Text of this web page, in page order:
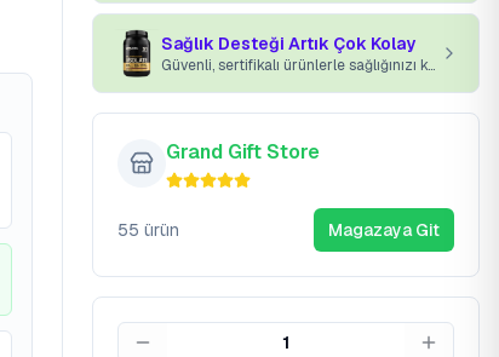
Sağlık Desteği Artık Çok Kolay
Güvenli, sertifikalı ürünlerle sağlığınızı koruyun.
Grand Gift Store
55 ürün Magazaya Git
1